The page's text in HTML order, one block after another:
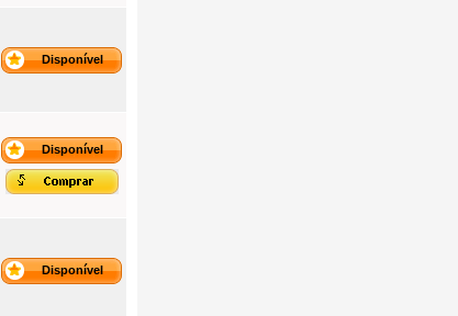
Disponível
Disponível
Disponível